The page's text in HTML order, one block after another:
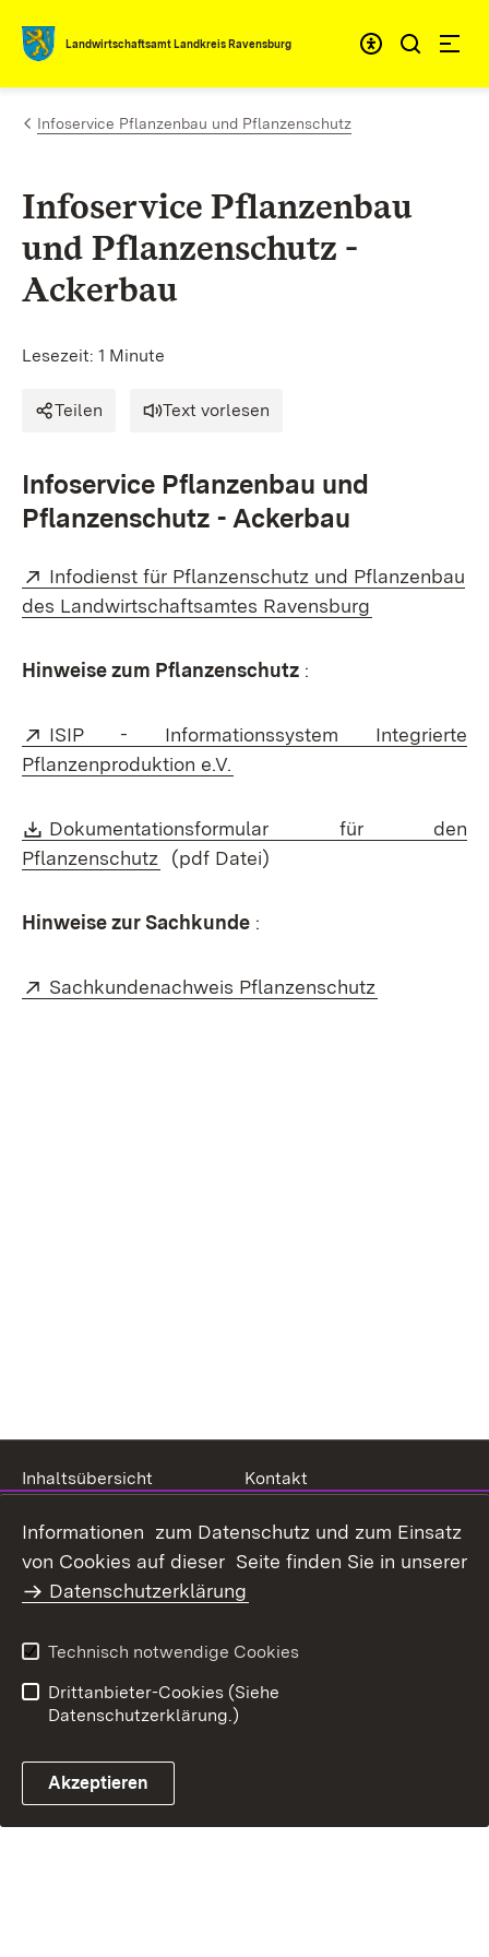
Zum Inhalt springen
Landwirtschaftsamt Landkreis Ravensburg
Infoservice Pflanzenbau und Pflanzenschutz
Infoservice Pflanzenbau
und Pflanzenschutz -
Ackerbau
Lesezeit: 1 Minute
Teilen Text vorlesen
Infoservice Pflanzenbau und
Pflanzenschutz - Ackerbau
Extern:
Infodienst für Pflanzenschutz und Pflanzenbau
des Landwirtschaftsamtes Ravensburg
Hinweise zum Pflanzenschutz :
Extern:
ISIP - Informationssystem Integrierte
Pflanzenproduktion e.V.
Download:
Dokumentationsformular für den
Pflanzenschutz (Öffnet in neuem Fenster)
(pdf Datei)
Hinweise zur Sachkunde :
Extern:
Sachkundenachweis Pflanzenschutz
Inhaltsübersicht
Kontakt
Barrierefreiheit
Benutzungshinweise
Impressum
Informationen zum Datenschutz und zum Einsatz
von Cookies auf dieser Seite finden Sie in unserer
Datenschutzerklärung
Technisch notwendige Cookies
Drittanbieter-Cookies (Siehe
Datenschutzerklärung.)
Akzeptieren